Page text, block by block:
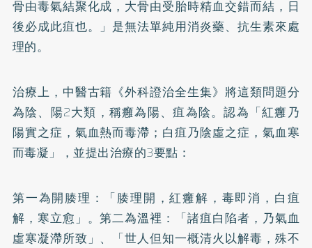
骨由毒氣結聚化成，大骨由受胎時精血交錯而結，日
後必成此疽也。」是無法單純用消炎藥、抗生素來處
理的。
治療上，中醫古籍《外科證治全生集》將這類問題分
為陰、陽2大類，稱癰為陽、疽為陰。認為「紅癰乃
陽實之症，氣血熱而毒滯；白疽乃陰虛之症，氣血寒
而毒凝」，並提出治療的3要點：
第一為開腠理：「腠理開，紅癰解，毒即消，白疽
解，寒立愈」。第二為溫裡：「諸疽白陷者，乃氣血
虛寒凝滯所致」、「世人但知一概清火以解毒，殊不